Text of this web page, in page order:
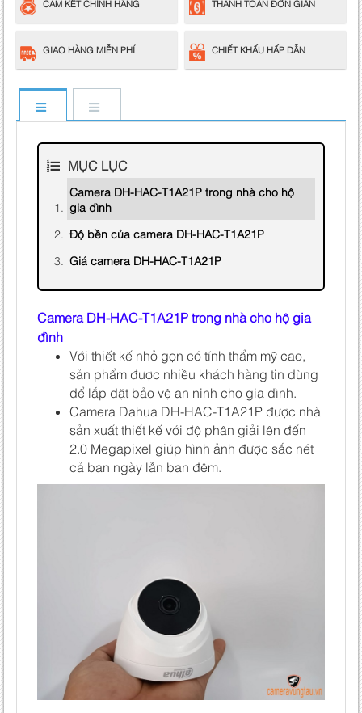
CAM KẾT CHÍNH HÃNG THANH TOÁN ĐƠN GIẢN
GIAO HÀNG MIỄN PHÍ CHIẾT KHẤU HẤP DẪN
MỤC LỤC
Camera DH-HAC-T1A21P trong nhà cho hộ
gia đình
Độ bền của camera DH-HAC-T1A21P
Giá camera DH-HAC-T1A21P
Camera DH-HAC-T1A21P trong nhà cho hộ gia
đình
Với thiết kế nhỏ gọn có tính thẩm mỹ cao,
sản phẩm được nhiều khách hàng tin dùng
để lắp đặt bảo vệ an ninh cho gia đình.
Camera Dahua DH-HAC-T1A21P được nhà
sản xuất thiết kế với độ phân giải lên đến
2.0 Megapixel giúp hình ảnh được sắc nét
cả ban ngày lẫn ban đêm.